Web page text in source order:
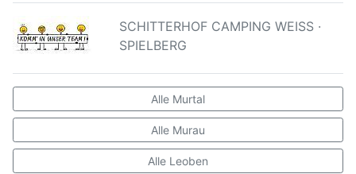
SCHITTERHOF CAMPING WEISS ·
SPIELBERG
Alle Murtal
Alle Murau
Alle Leoben